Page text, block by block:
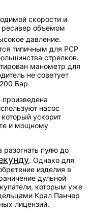
скорости и
объемом
давление.
типичным для PCP
стрелков.
манометр для
не советует
Бар.
насос
ускорит
и мощному
разогнать пулю до
. Однако для
изделия в
дульной
которым уже
Крал Панчер
лицензий.